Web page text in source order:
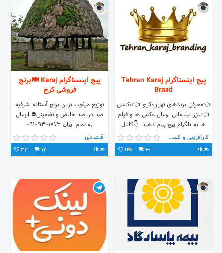
پیج اینستاگرام Tehran Karaj
Brand
👈معرفی برندهای تهران-کرج 👈عکاسی
👈تیزر تبلیغاتی ارسال عکس ها و فیلم
ها به تلگرام پیج پیام دهید. 👇کانال
تلگرام👇
t.me/tehran_karaj_branding 👇سوپر
گروه تلگرام👇
http://t.me/saeed_arvin
کارآفرینی و کسب و کار
1k
60
16k
پیج اینستاگرام Karaj 🍽برنج
فروشی کرج
توزیع مرغوب ترین برنج آستانه اشرفیه
صد در صد خالص و تضمینی⛔ ارسال
به تمام ایران ۰۹۱۰۹۳۰۱۸۷۳
اقتصادی
1k
12
33